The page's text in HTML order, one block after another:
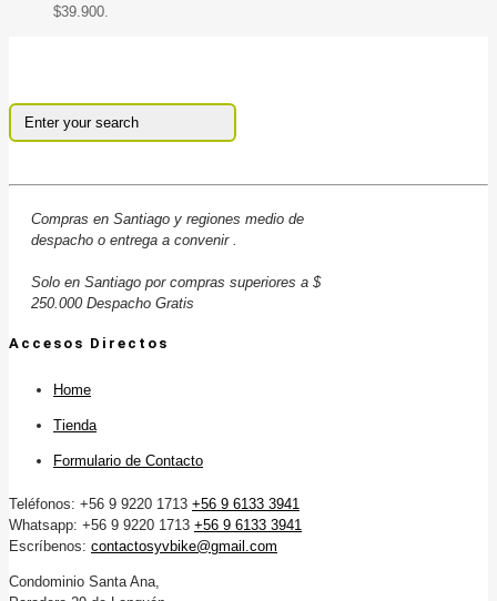
$39.900.
Compras en Santiago y regiones medio de
despacho o entrega a convenir .
Solo en Santiago por compras superiores a $
250.000 Despacho Gratis
Accesos Directos
Home
Tienda
Formulario de Contacto
Teléfonos: +56 9 9220 1713 +56 9 6133 3941
Whatsapp: +56 9 9220 1713 +56 9 6133 3941
Escríbenos: contactosyvbike@gmail.com
Condominio Santa Ana,